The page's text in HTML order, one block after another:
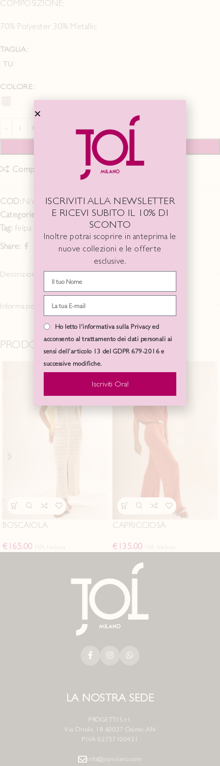
COMPOSIZIONE:
70% Polyester 30% Metallic
TAGLIA
TU
COLORE
AGGIUNGI AL CARRELLO
Compare Add to wishlist
COD: N/A
Categorie:
Last Chance SS 25 MAGLIE/TOP
Tag: felpa
Share:
Descrizione
Informazioni aggiuntive
PRODOTTI CORRELATI
BOSCAIOLA
€ 165.00
CAPRICCIOSA
€ 135.00
LA NOSTRA SEDE
PROGETTI S.r.l.
Via Oriolo, 18 60027 Osimo, AN
P.IVA 02757100421
info@jojmilano.com
ISCRIVITI ALLA NEWSLETTER
E RICEVI SUBITO IL 10% DI
SCONTO
Inoltre potrai scoprire in anteprima le
nuove collezioni e le offerte
esclusive.
Ho letto l'informativa sulla Privacy ed
acconsento al trattamento dei dati personali ai
sensi dell’articolo 13 del GDPR 679-2016 e
successive modifiche.
Iscriviti Ora!